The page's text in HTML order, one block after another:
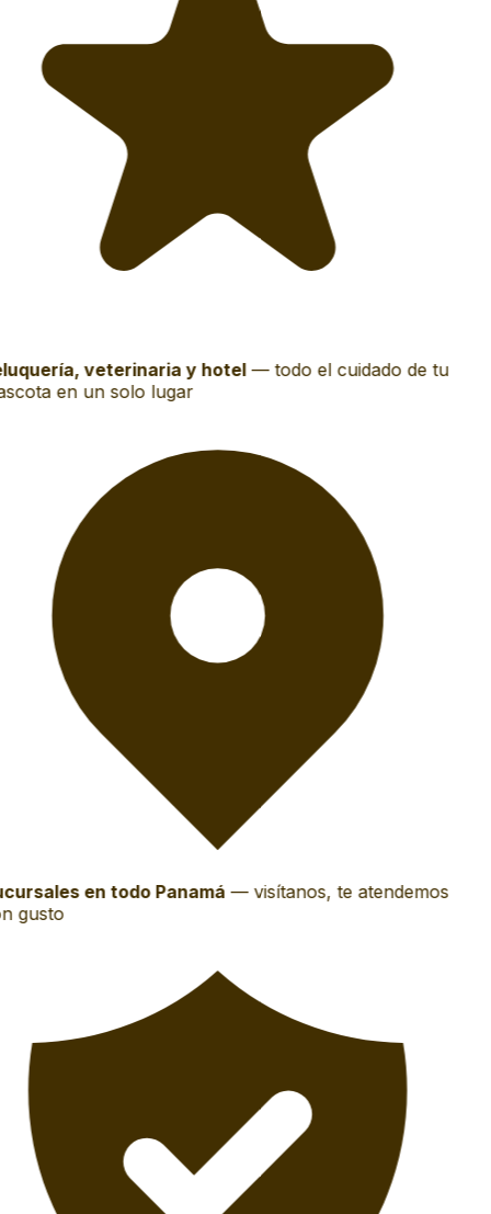
veterinaria y hotel—todo el cuidado de tu
en un solo lugar
en todo Panamá—visítanos, te atendemos
gusto